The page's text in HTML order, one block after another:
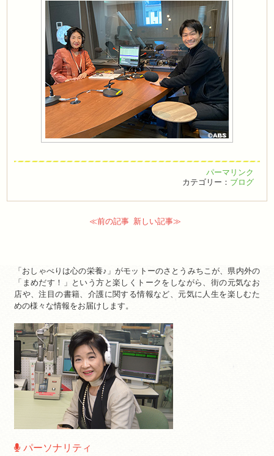
パーマリンク
カテゴリー： ブログ
≪前の記事 新しい記事≫
「おしゃべりは心の栄養♪」がモットーのさとうみちこが、県内外の
「まめだす！」という方と楽しくトークをしながら、街の元気なお
店や、注目の書籍、介護に関する情報など、元気に人生を楽しむた
めの様々な情報をお届けします。
パーソナリティ